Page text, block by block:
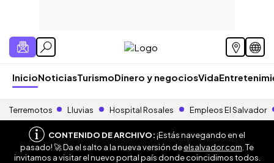
InicioNoticiasTurismoDinero y negociosVida
Terremotos Lluvias Hospital Rosales Empleos El Salvador
CONTENIDO DE ARCHIVO:¡Estás navegando en el
pasado! 🚀 Da el salto a la nueva versión deelsalvador.com . Te
invitamos a visitar el nuevo portal país donde coincidimos todos.